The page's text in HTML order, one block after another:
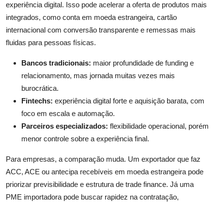
experiência digital. Isso pode acelerar a oferta de produtos mais
integrados, como conta em moeda estrangeira, cartão
internacional com conversão transparente e remessas mais
fluidas para pessoas físicas.
Bancos tradicionais: maior profundidade de funding e
relacionamento, mas jornada muitas vezes mais
burocrática.
Fintechs: experiência digital forte e aquisição barata, com
foco em escala e automação.
Parceiros especializados: flexibilidade operacional, porém
menor controle sobre a experiência final.
Para empresas, a comparação muda. Um exportador que faz
ACC, ACE ou antecipa recebíveis em moeda estrangeira pode
priorizar previsibilidade e estrutura de trade finance. Já uma
PME importadora pode buscar rapidez na contratação,